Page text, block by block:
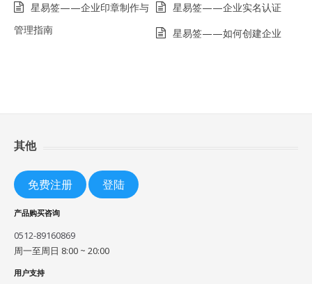
星易签——企业印章制作与
管理指南
星易签——企业实名认证
星易签——如何创建企业
其他
免费注册 登陆
产品购买咨询
0512-89160869
周一至周日 8:00 ~ 20:00
用户支持